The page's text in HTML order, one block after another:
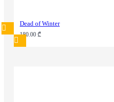
Dead of Winter
180.00 ₾